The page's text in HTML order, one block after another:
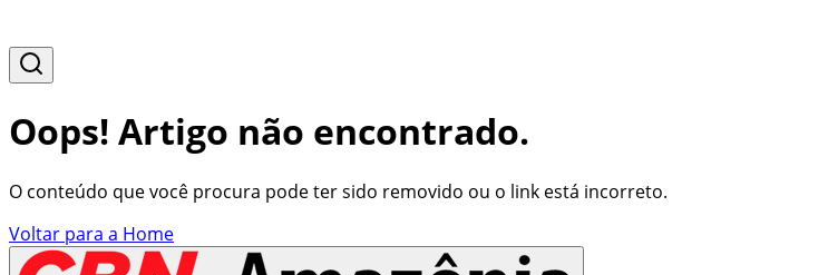
Oops! Artigo não encontrado.
O conteúdo que você procura pode ter sido removido ou o link está incorreto.
Voltar para a Home